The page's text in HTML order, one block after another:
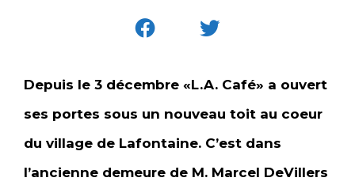
Depuis le 3 décembre «L.A. Café» a ouvert
ses portes sous un nouveau toit au coeur
du village de Lafontaine. C’est dans
l’ancienne demeure de M. Marcel DeVillers